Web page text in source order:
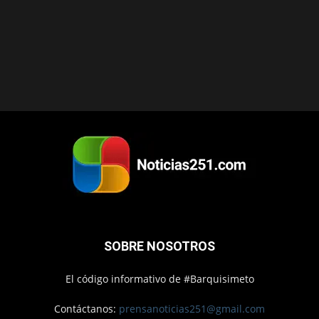
SOBRE NOSOTROS
El código informativo de #Barquisimeto
Contáctanos: prensanoticias251@gmail.com